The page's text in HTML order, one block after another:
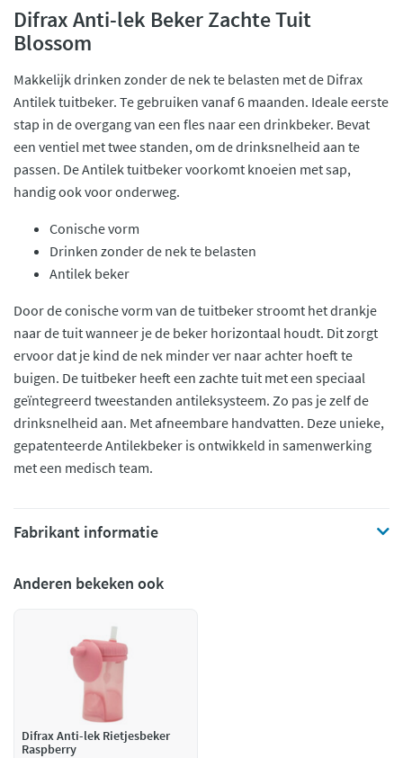
Difrax Anti-lek Beker Zachte Tuit
Blossom
Makkelijk drinken zonder de nek te belasten met de Difrax
Antilek tuitbeker. Te gebruiken vanaf 6 maanden. Ideale eerste
stap in de overgang van een fles naar een drinkbeker. Bevat
een ventiel met twee standen, om de drinksnelheid aan te
passen. De Antilek tuitbeker voorkomt knoeien met sap,
handig ook voor onderweg.
Conische vorm
Drinken zonder de nek te belasten
Antilek beker
Door de conische vorm van de tuitbeker stroomt het drankje
naar de tuit wanneer je de beker horizontaal houdt. Dit zorgt
ervoor dat je kind de nek minder ver naar achter hoeft te
buigen. De tuitbeker heeft een zachte tuit met een speciaal
geïntegreerd tweestanden antileksysteem. Zo pas je zelf de
drinksnelheid aan. Met afneembare handvatten. Deze unieke,
gepatenteerde Antilekbeker is ontwikkeld in samenwerking
met een medisch team.
Fabrikant informatie
Anderen bekeken ook
Difrax Anti-lek Rietjesbeker
Raspberry